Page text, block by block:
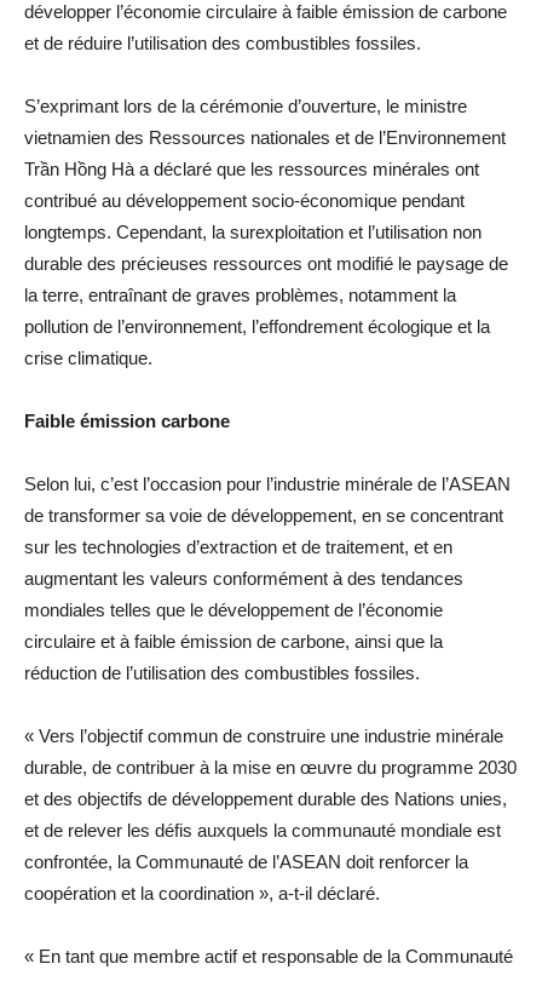
développer l’économie circulaire à faible émission de carbone
et de réduire l’utilisation des combustibles fossiles.
S’exprimant lors de la cérémonie d’ouverture, le ministre
vietnamien des Ressources nationales et de l’Environnement
Trần Hồng Hà a déclaré que les ressources minérales ont
contribué au développement socio-économique pendant
longtemps. Cependant, la surexploitation et l’utilisation non
durable des précieuses ressources ont modifié le paysage de
la terre, entraînant de graves problèmes, notamment la
pollution de l’environnement, l’effondrement écologique et la
crise climatique.
Faible émission carbone
Selon lui, c’est l’occasion pour l’industrie minérale de l’ASEAN
de transformer sa voie de développement, en se concentrant
sur les technologies d’extraction et de traitement, et en
augmentant les valeurs conformément à des tendances
mondiales telles que le développement de l’économie
circulaire et à faible émission de carbone, ainsi que la
réduction de l’utilisation des combustibles fossiles.
« Vers l’objectif commun de construire une industrie minérale
durable, de contribuer à la mise en œuvre du programme 2030
et des objectifs de développement durable des Nations unies,
et de relever les défis auxquels la communauté mondiale est
confrontée, la Communauté de l’ASEAN doit renforcer la
coopération et la coordination », a-t-il déclaré.
« En tant que membre actif et responsable de la Communauté